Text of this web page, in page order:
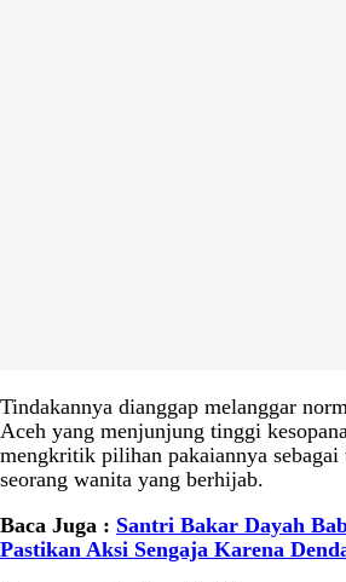
Tindakannya dianggap melanggar
Aceh yang menjunjung tinggi
mengkritik pilihan pakaiannya sebagai
seorang wanita yang berhijab.
Baca Juga : Santri Bakar Dayah
Pastikan Aksi Sengaja Karena